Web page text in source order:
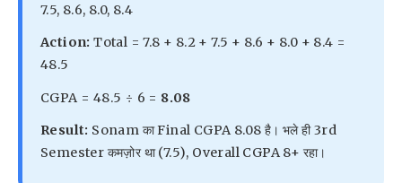
7.5, 8.6, 8.0, 8.4
Action: Total = 7.8 + 8.2 + 7.5 + 8.6 + 8.0 + 8.4 =
48.5
CGPA = 48.5 ÷ 6 = 8.08
Result: Sonam का Final CGPA 8.08 है। भले ही 3rd
Semester कमज़ोर था (7.5), Overall CGPA 8+ रहा।